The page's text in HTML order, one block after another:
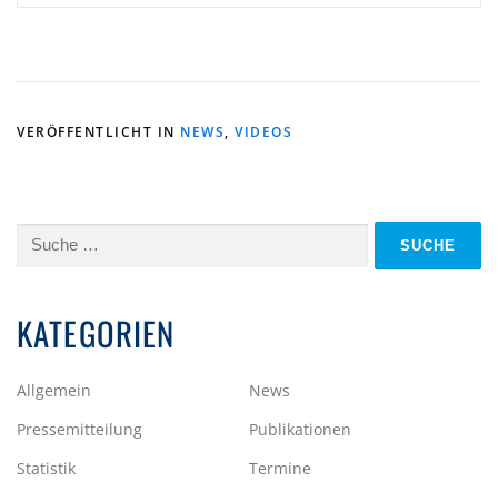
VERÖFFENTLICHT IN NEWS, VIDEOS
Suche
KATEGORIEN
Allgemein
News
Pressemitteilung
Publikationen
Statistik
Termine